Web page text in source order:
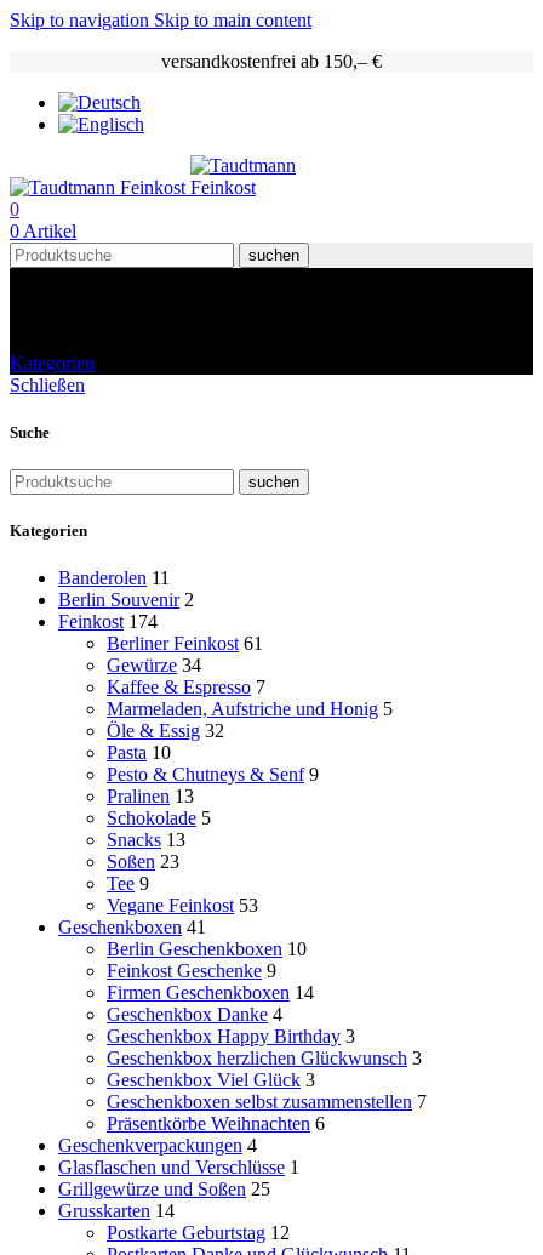
Skip to navigation Skip to main content
versandkostenfrei ab 150,– €
0
0 Artikel
suchen
Kategorien
Schließen
Suche
suchen
Kategorien
Banderolen 11
Berlin Souvenir 2
Feinkost 174
Berliner Feinkost 61
Gewürze 34
Kaffee & Espresso 7
Marmeladen, Aufstriche und Honig 5
Öle & Essig 32
Pasta 10
Pesto & Chutneys & Senf 9
Pralinen 13
Schokolade 5
Snacks 13
Soßen 23
Tee 9
Vegane Feinkost 53
Geschenkboxen 41
Berlin Geschenkboxen 10
Feinkost Geschenke 9
Firmen Geschenkboxen 14
Geschenkbox Danke 4
Geschenkbox Happy Birthday 3
Geschenkbox herzlichen Glückwunsch 3
Geschenkbox Viel Glück 3
Geschenkboxen selbst zusammenstellen 7
Präsentkörbe Weihnachten 6
Geschenkverpackungen 4
Glasflaschen und Verschlüsse 1
Grillgewürze und Soßen 25
Grusskarten 14
Postkarte Geburtstag 12